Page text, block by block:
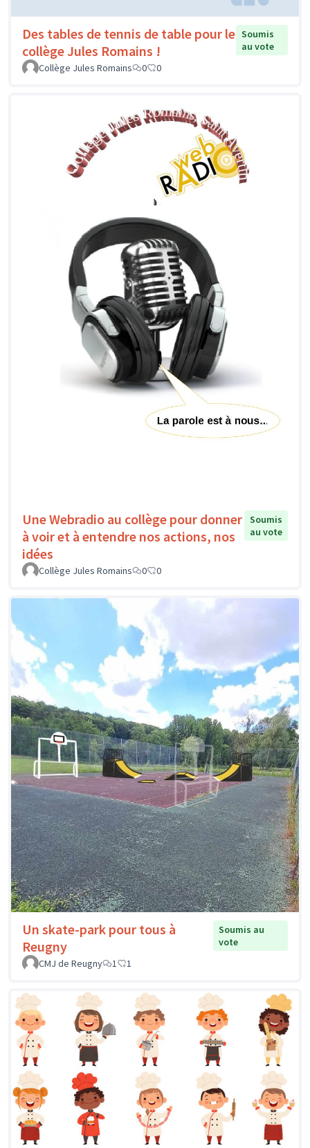
Des tables de tennis de table pour le
collège Jules Romains !
Soumis
au vote
Collège Jules Romains
0 0
Une Webradio au collège pour donner
à voir et à entendre nos actions, nos
idées
Soumis
au vote
Collège Jules Romains 0 0
Un skate-park pour tous à
Reugny
Soumis au
vote
CMJ de Reugny
1 1